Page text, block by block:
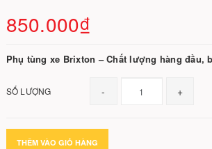
850.000₫
Phụ tùng xe Brixton – Chất lượng hàng đầu,
SỐ LƯỢNG - +
THÊM VÀO GIỎ HÀNG